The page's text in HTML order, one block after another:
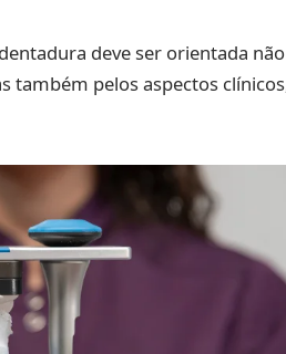
deve ser orientada
também pelos aspectos